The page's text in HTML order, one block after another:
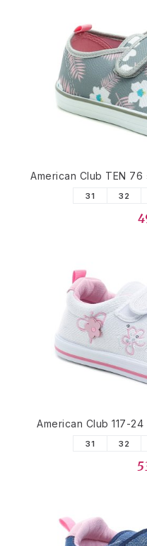
American Club TEN
31 32
American Club 117-
31 32